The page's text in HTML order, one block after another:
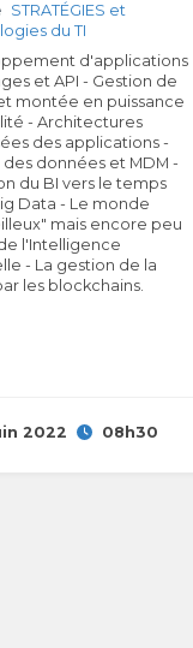
STRATÉGIES et
du TI
d'applications
et API - Gestion de
montée en puissance
- Architectures
des applications -
des données et MDM -
du BI vers le temps
Data - Le monde
mais encore peu
l'Intelligence
- La gestion de la
les blockchains.
2022 08h30